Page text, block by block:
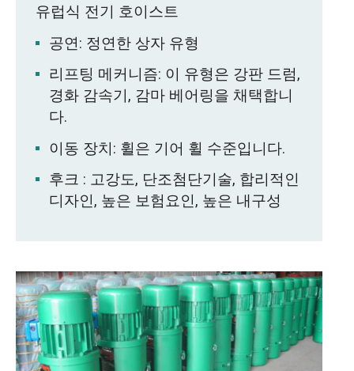
유럽식 전기 호이스트
공연: 정연한 상자 유형
리프팅 메커니즘: 이 유형은 강판 드럼,
경화 감속기, 감마 베어링을 채택합니
다.
이동 장치: 휠은 기어 휠 수준입니다.
후크 : 고강도, 단조첨단기술, 합리적인
디자인, 높은 보험요인, 높은 내구성